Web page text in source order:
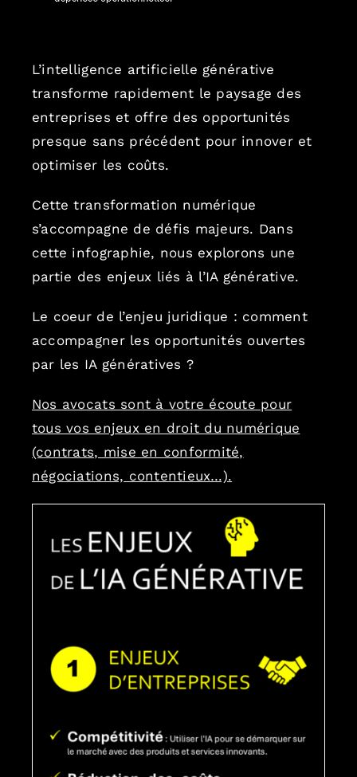
L’intelligence artificielle générative
transforme rapidement le paysage des
entreprises et offre des opportunités
presque sans précédent pour innover et
optimiser les coûts.
Cette transformation numérique
s’accompagne de défis majeurs. Dans
cette infographie, nous explorons une
partie des enjeux liés à l’IA générative.
Le coeur de l’enjeu juridique : comment
accompagner les opportunités ouvertes
par les IA génératives ?
Nos avocats sont à votre écoute pour
tous vos enjeux en droit du numérique
(contrats, mise en conformité,
négociations, contentieux…).